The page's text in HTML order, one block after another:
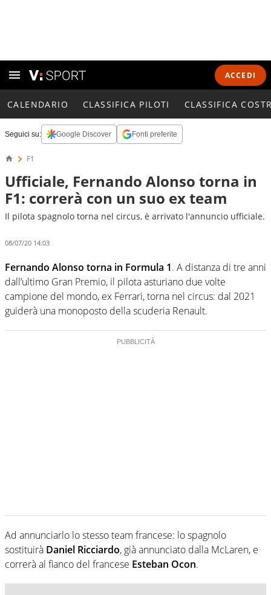
ACCEDI
CALENDARIO CLASSIFICA PILOTI CLASSIFICA
Seguici su: Google Discover Fonti preferite
F1
Ufficiale, Fernando Alonso torna in
F1: correrà con un suo ex team
Il pilota spagnolo torna nel circus, è arrivato l'annuncio ufficiale.
08/07/20 14:03
Fernando Alonso torna in Formula 1. A distanza di tre anni
dall’ultimo Gran Premio, il pilota asturiano due volte
campione del mondo, ex Ferrari, torna nel circus: dal 2021
guiderà una monoposto della scuderia Renault.
Ad annunciarlo lo stesso team francese: lo spagnolo
sostituirà Daniel Ricciardo, già annunciato dalla McLaren, e
correrà al fianco del francese Esteban Ocon.